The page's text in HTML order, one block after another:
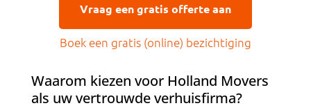
Vraag een gratis offerte aan
Boek een gratis (online) bezichtiging
Waarom kiezen voor Holland Movers
als uw vertrouwde verhuisfirma?